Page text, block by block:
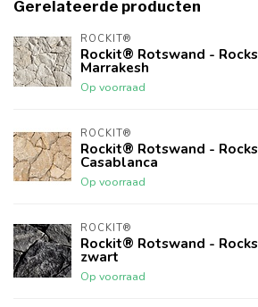
Gerelateerde producten
ROCKIT®
Rockit® Rotswand - Rocks
Marrakesh
Op voorraad
ROCKIT®
Rockit® Rotswand - Rocks
Casablanca
Op voorraad
ROCKIT®
Rockit® Rotswand - Rocks
zwart
Op voorraad